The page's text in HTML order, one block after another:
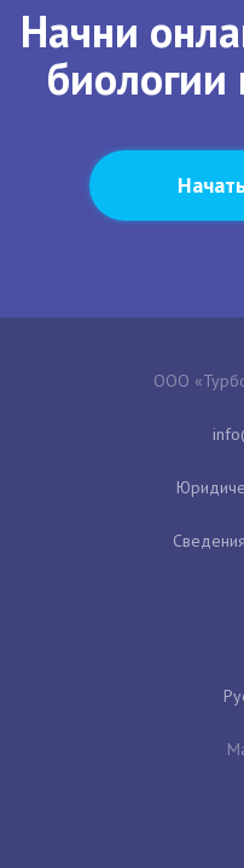
Начни
биологии
ООО